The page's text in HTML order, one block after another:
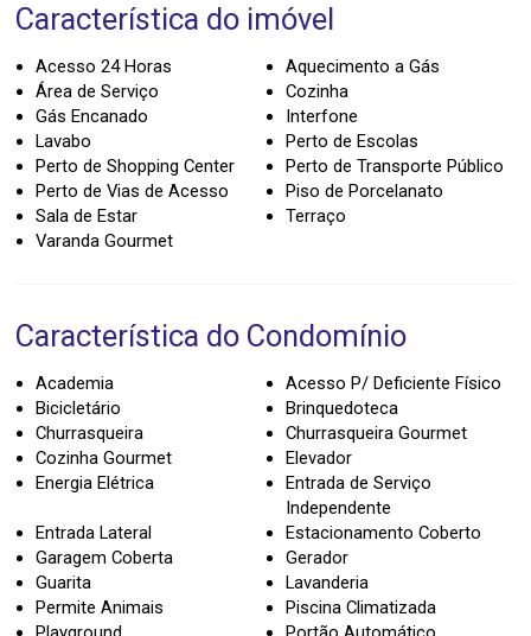
Característica do imóvel
Acesso 24 Horas
Aquecimento a Gás
Área de Serviço
Cozinha
Gás Encanado
Interfone
Lavabo
Perto de Escolas
Perto de Shopping Center
Perto de Transporte Público
Perto de Vias de Acesso
Piso de Porcelanato
Sala de Estar
Terraço
Varanda Gourmet
Característica do Condomínio
Academia
Acesso P/ Deficiente Físico
Bicicletário
Brinquedoteca
Churrasqueira
Churrasqueira Gourmet
Cozinha Gourmet
Elevador
Energia Elétrica
Entrada de Serviço
Independente
Entrada Lateral
Estacionamento Coberto
Garagem Coberta
Gerador
Guarita
Lavanderia
Permite Animais
Piscina Climatizada